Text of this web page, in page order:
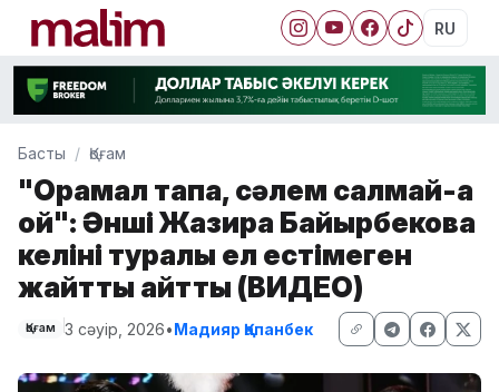
RU
Басты Қоғам
"Орамал тақпа, сәлем салмай-ақ
қой": Әнші Жазира Байырбекова
келіні туралы ел естімеген
жайтты айтты (ВИДЕО)
Қоғам 3 сәуір, 2026•Мадияр Қапанбек